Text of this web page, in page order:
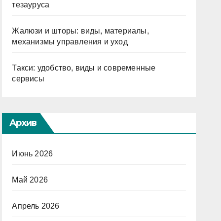
тезауруса
Жалюзи и шторы: виды, материалы,
механизмы управления и уход
Такси: удобство, виды и современные
сервисы
Архив
Июнь 2026
Май 2026
Апрель 2026